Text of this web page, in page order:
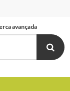
avançada